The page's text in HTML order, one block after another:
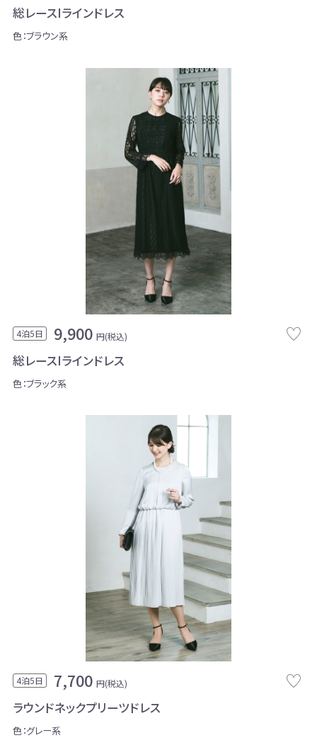
総レースIラインドレス
色：ブラウン系
4泊5日 9,900 円(税込)
総レースIラインドレス
色：ブラック系
4泊5日 7,700 円(税込)
ラウンドネックプリーツドレス
色：グレー系